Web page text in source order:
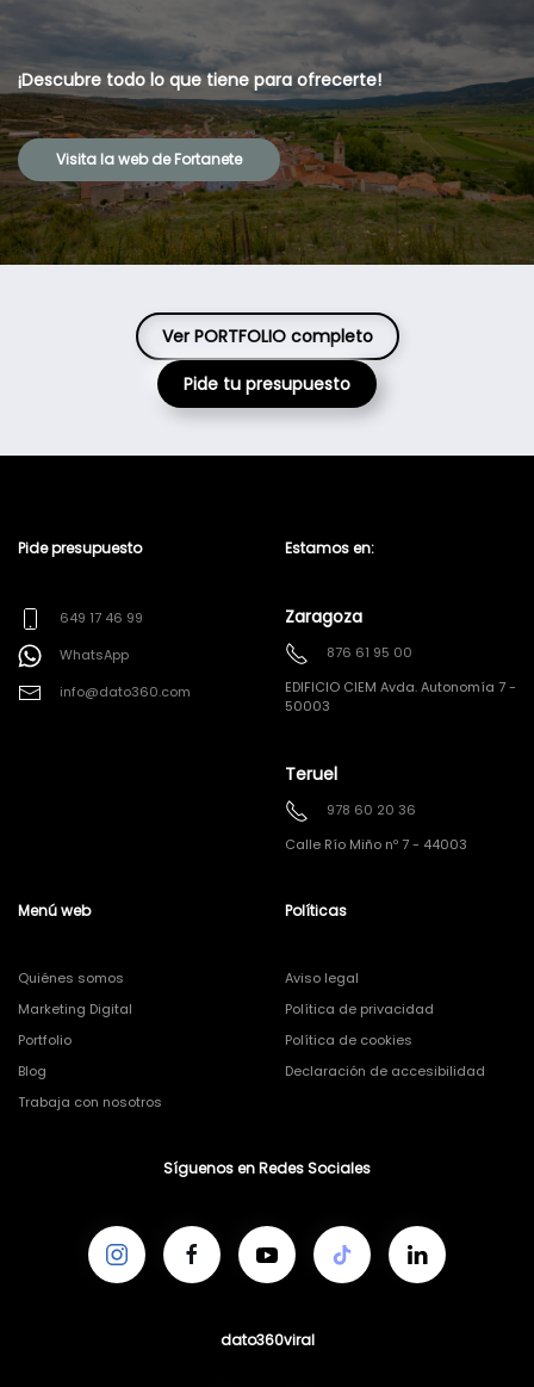
¡Descubre todo lo que tiene para ofrecerte!
Visita la web de Fortanete
Ver PORTFOLIO completo
Pide tu presupuesto
Pide presupuesto
649 17 46 99
WhatsApp
info@dato360.com
Estamos en:
Zaragoza
876 61 95 00
EDIFICIO CIEM Avda. Autonomía 7 -
50003
Teruel
978 60 20 36
Calle Río Miño nº 7 - 44003
Menú web
Quiénes somos
Marketing Digital
Portfolio
Blog
Trabaja con nosotros
Políticas
Aviso legal
Política de privacidad
Política de cookies
Declaración de accesibilidad
Síguenos en Redes Sociales
dato360viral